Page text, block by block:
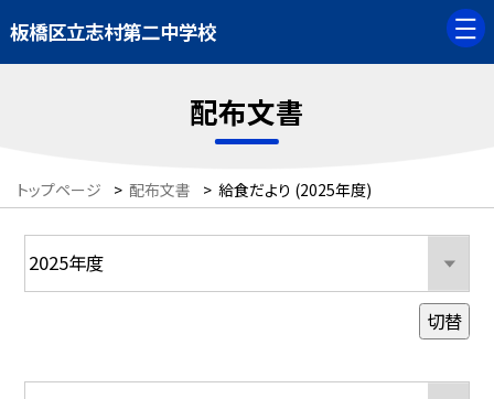
板橋区立志村第二中学校
配布文書
トップページ > 配布文書 > 給食だより (2025年度)
切替